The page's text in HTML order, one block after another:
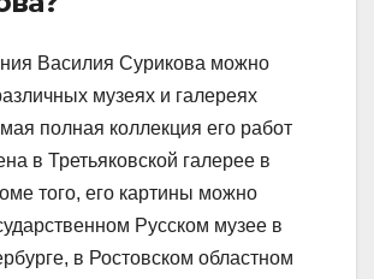
Василия Сурикова можно
музеях и галереях
полная коллекция его работ
в Третьяковской галерее в
того, его картины можно
Русском музее в
в Ростовском областном